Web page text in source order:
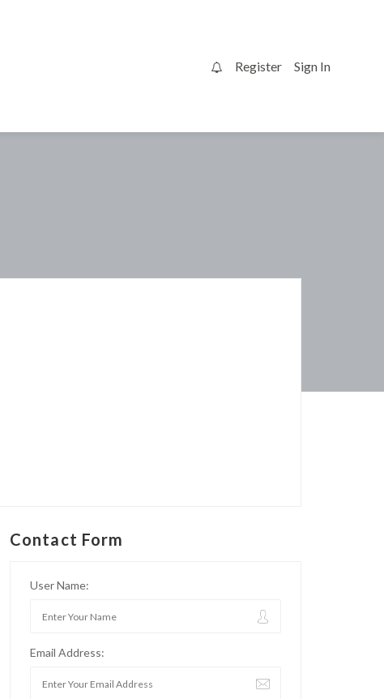
Register Sign In
Contact Form
User Name:
Email Address: